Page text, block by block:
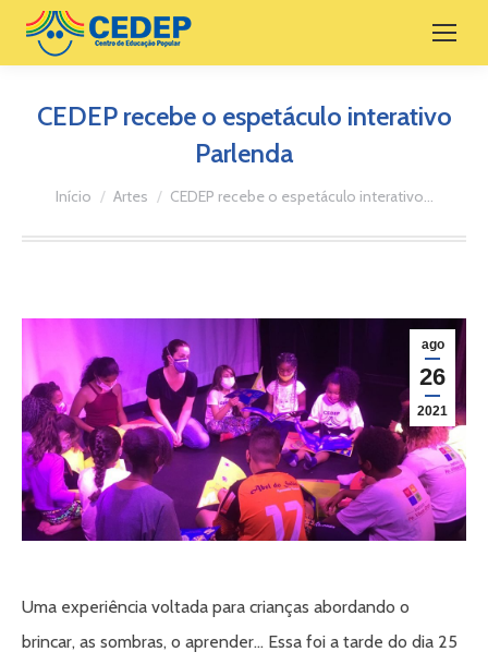
CEDEP recebe o espetáculo interativo
Parlenda
Você está aqui:
Início Artes CEDEP recebe o espetáculo interativo…
ago
26
2021
Uma experiência voltada para crianças abordando o
brincar, as sombras, o aprender… Essa foi a tarde do dia 25